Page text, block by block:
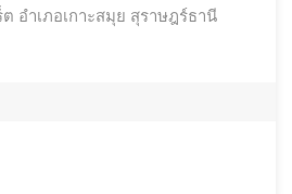
อำเภอเกาะสมุย สุราษฎร์ธานี